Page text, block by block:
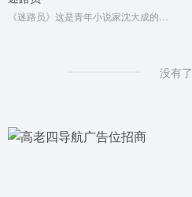
没有了